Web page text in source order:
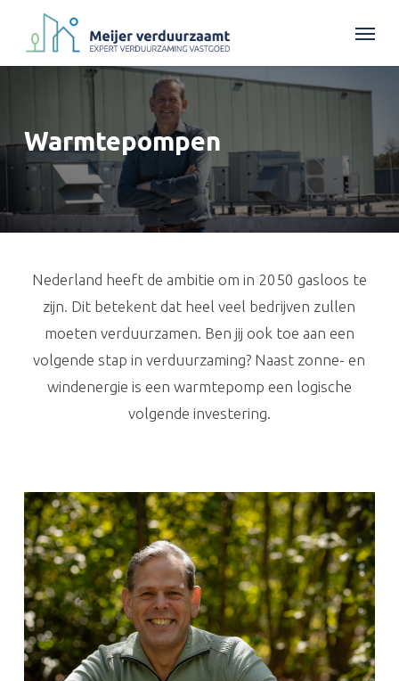
main
Menu
Warmtepompen
Nederland heeft de ambitie om in 2050 gasloos te
zijn. Dit betekent dat heel veel bedrijven zullen
moeten verduurzamen. Ben jij ook toe aan een
volgende stap in verduurzaming? Naast zonne- en
windenergie is een warmtepomp een logische
volgende investering.